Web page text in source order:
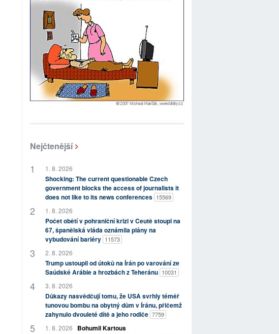
Nejčtenější
1. 8. 2026
Shocking: The current questionable Czech
government blocks the access of journalists it
does not like to its news conferences 15569
1. 8. 2026
Počet obětí v pohraniční krizi v Ceutě stoupl na
67, španělská vláda oznámila plány na
vybudování bariéry 11573
2. 8. 2026
Trump ustoupil od útoků na Írán po varování ze
Saúdské Arábie a hrozbách z Teheránu 10031
3. 8. 2026
Důkazy nasvědčují tomu, že USA svrhly téměř
tunovou bombu na obytný dům v Íránu, přičemž
zahynulo dvouleté dítě a jeho rodiče 7759
1. 8. 2026
Bohumil Kartous